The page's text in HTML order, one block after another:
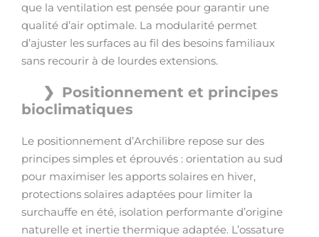
que la ventilation est pensée pour garantir une
qualité d’air optimale. La modularité permet
d’ajuster les surfaces au fil des besoins familiaux
sans recourir à de lourdes extensions.
Positionnement et principes
bioclimatiques
Le positionnement d’Archilibre repose sur des
principes simples et éprouvés : orientation au sud
pour maximiser les apports solaires en hiver,
protections solaires adaptées pour limiter la
surchauffe en été, isolation performante d’origine
naturelle et inertie thermique adaptée. L’ossature